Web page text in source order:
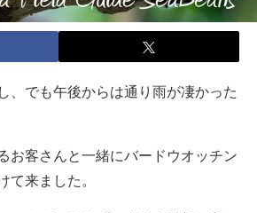
、でも午後からは通り雨が凄かった
お客さんと一緒にバードウオッチン
て来ました。